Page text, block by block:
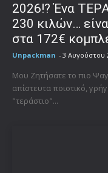
2026!? Ένα
230 κιλών…
στα 172€
Unpackman - 3 Αυγούστου
Μου Ζητήσατε το πιο
απίστευτα ποιοτικό,
"τεράστιο"...